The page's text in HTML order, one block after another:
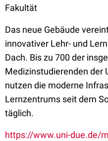
Fakultät
Das neue Gebäude
innovativer Lehr- und
Dach. Bis zu 700 der
Medizinstudierenden der
nutzen die moderne
Lernzentrums seit dem
täglich.
https://www.uni-due.de/